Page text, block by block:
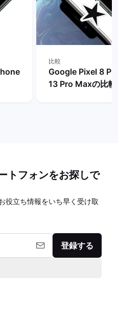
比較
Google Pixel 8
13 Pro Maxの比較
トフォンをお探しで
役立ち情報をいち早く受け取
登録する